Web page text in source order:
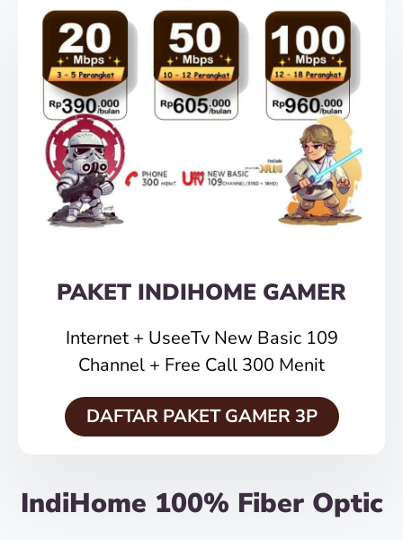
PAKET INDIHOME GAMER
Internet + UseeTv New Basic 109
Channel + Free Call 300 Menit
DAFTAR PAKET GAMER 3P
IndiHome 100% Fiber Optic